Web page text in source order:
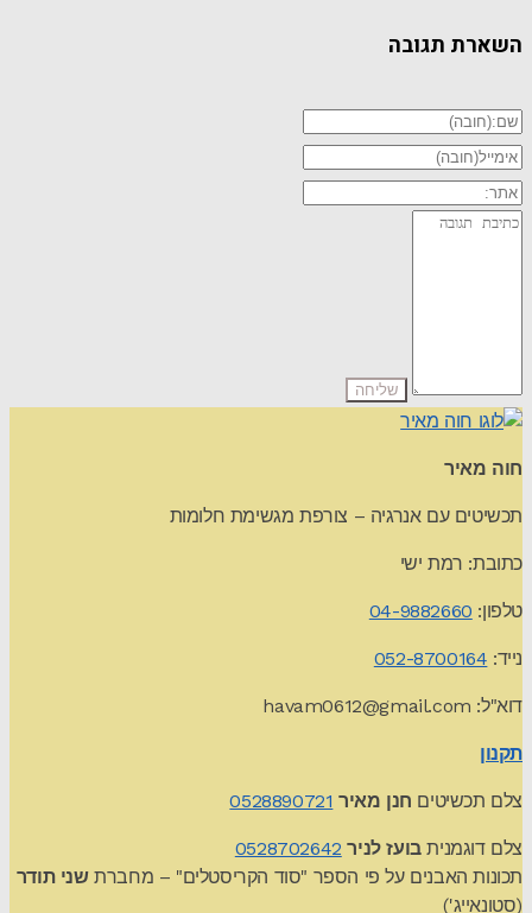
השארת תגובה
חוה מאיר
תכשיטים עם אנרגיה – צורפת מגשימת חלומות
כתובת: רמת ישי
טלפון: 04-9882660
נייד: 052-8700164
דוא"ל: havam0612@gmail.com
תקנון
צלם תכשיטים חנן מאיר 0528890721
צלם דוגמניתבועז לניר 0528702642
תכונות האבנים על פי הספר "סוד הקריסטלים" – מחברתשני תודר
(סטונאייג')